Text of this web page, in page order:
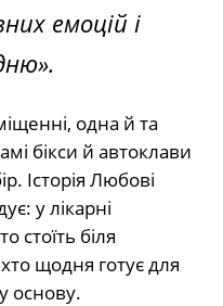
емоцій і
одна й та
бікси й автоклави
Історія Любові
у лікарні
стоїть біля
щодня готує для
основу.